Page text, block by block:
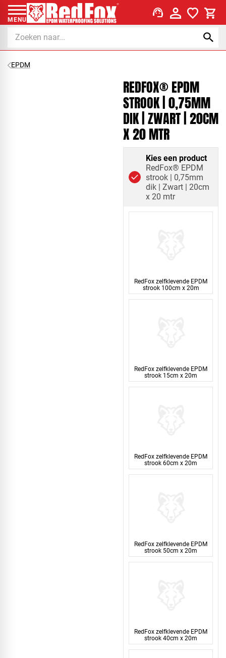
MENU support_agent
EPDM
REDFOX® EPDM
STROOK | 0,75MM
DIK | ZWART | 20CM
X 20 MTR
Kies een product
RedFox® EPDM
strook | 0,75mm
dik | Zwart | 20cm
x 20 mtr
RedFox zelfklevende EPDM
strook 100cm x 20m
RedFox zelfklevende EPDM
strook 15cm x 20m
RedFox zelfklevende EPDM
strook 60cm x 20m
RedFox zelfklevende EPDM
strook 50cm x 20m
RedFox zelfklevende EPDM
strook 40cm x 20m